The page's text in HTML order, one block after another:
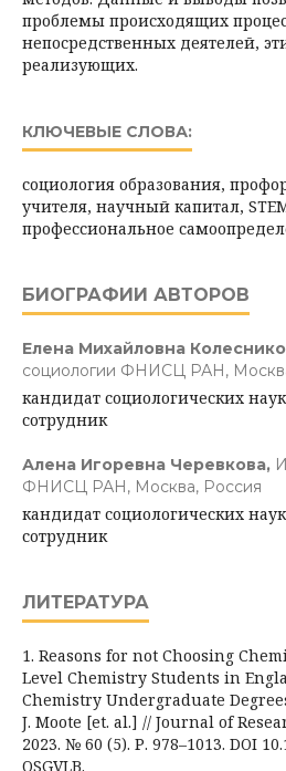
проблемы происходящих
непосредственных деятелей,
реализующих.
КЛЮЧЕВЫЕ СЛОВА:
социология образования,
учителя, научный капитал,
профессиональное
БИОГРАФИИ АВТОРОВ
Елена Михайловна
социологии ФНИСЦ РАН,
кандидат социологических
сотрудник
Алена Игоревна Черевкова,
ФНИСЦ РАН, Москва, Россия
кандидат социологических
сотрудник
ЛИТЕРАТУРА
1. Reasons for not Choosing
Level Chemistry Students in
Chemistry Undergraduate
J. Moote [et. al.] // Journal of
2023. № 60 (5). Р. 978–1013. DOI
OSGVLB.